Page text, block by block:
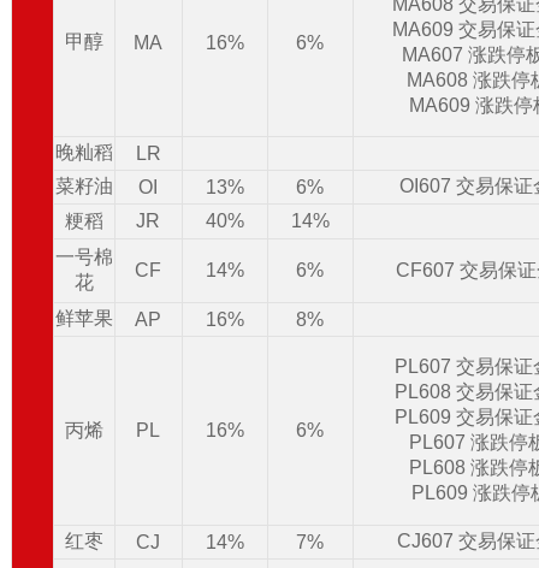
甲醇 MA 16% 6%
MA609 交易保
MA607 涨跌停
MA608 涨跌
MA609 涨跌
晚籼稻
LR
菜籽油
OI 13% 6%
OI607 交易保证
粳稻
JR 40%
14%
一号棉
花
CF 14% 6% CF607 交易保
鲜苹果 AP 16% 8%
丙烯 PL 16% 6%
PL607 交易保
PL608 交易保
PL609 交易保
PL607 涨跌停
PL608 涨跌停
PL609 涨跌停
红枣 CJ 14% 7% CJ607 交易保